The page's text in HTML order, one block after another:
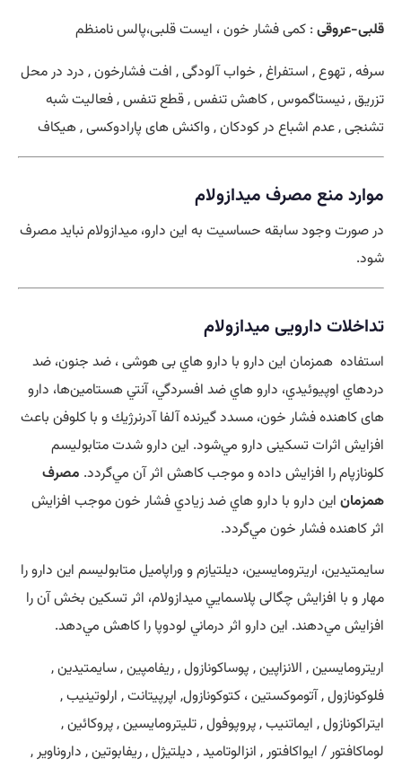
قلبی-عروقی : کمی فشار خون ، ایست قلبی،پالس نامنظم
سرفه , تهوع , استفراغ , خواب آلودگی , افت فشارخون , درد در محل
تزریق , نیستاگموس , کاهش تنفس , قطع تنفس , فعالیت شبه
تشنجی , عدم اشباع در کودکان , واکنش های پارادوکسی , هیکاف
موارد منع مصرف میدازولام
در صورت وجود سابقه حساسيت به اين دارو، ميدازولام نبايد مصرف
شود.
تداخلات دارویی میدازولام
استفاده همزمان اين دارو با دارو هاي بی هوشی ، ضد جنون، ضد
دردهاي اوپيوئيدي، دارو هاي ضد افسردگي، آنتي‌ هستامين‌ها، دارو
های كاهنده فشار خون، مسدد گيرنده آلفا آدرنرژيك و با كلوفن باعث
افزايش اثرات تسكينی دارو مي‌شود. اين دارو شدت متابوليسم
كلونازپام را افزايش داده و موجب كاهش اثر آن مي‌گردد. مصرف
همزمان اين دارو با دارو هاي ضد زيادي فشار خون موجب افزايش
اثر كاهنده فشار خون مي‌گردد.
سايمتيدين، اريترومايسين، ديلتيازم و وراپاميل متابوليسم اين دارو را
مهار و با افزايش چگالی پلاسمايي ميدازولام، اثر تسكين بخش آن را
افزايش مي‌دهند. اين دارو اثر درماني لودوپا را كاهش مي‌دهد.
اریترومایسین , الانزاپین , پوساکونازول , ریفامپین , سایمتیدین ,
فلوکونازول , آتوموکستین ، کتوکونازول, اپرپیتانت , ارلوتینیب ,
ایتراکونازول , ایماتنیب , پروپوفول , تلیترومایسین , پروکائین ,
لوماکافتور / ایواکافتور , انزالوتامید , دیلتیژل , ریفابوتین , داروناویر ,